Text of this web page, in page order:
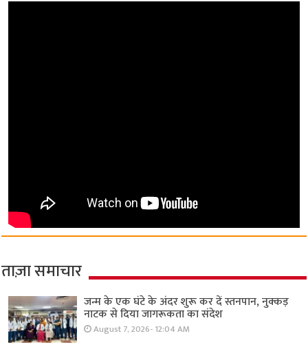
ताज़ा समाचार
जन्म के एक घंटे के अंदर शुरू कर दें स्तनपान, नुक्कड़
नाटक से दिया जागरूकता का संदेश
August 7, 2026- 12:04 AM